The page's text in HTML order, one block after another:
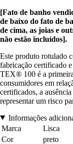
[Fato de banho
de baixo do fato de
de cima, as joias e
não estão incluídos].
Este produto rotulado
fabricação certificado
TEX® 100 é a primeira
consumidores em
certificados, a
representar um risco
Informações
Marca
Lisca
Cor
preto